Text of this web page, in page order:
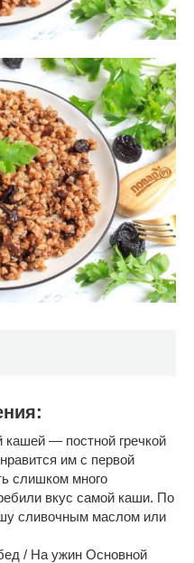
кашей — постной гречкой
им с первой
слишком много
вкус самой каши. По
сливочным маслом или
/ На ужин Основной